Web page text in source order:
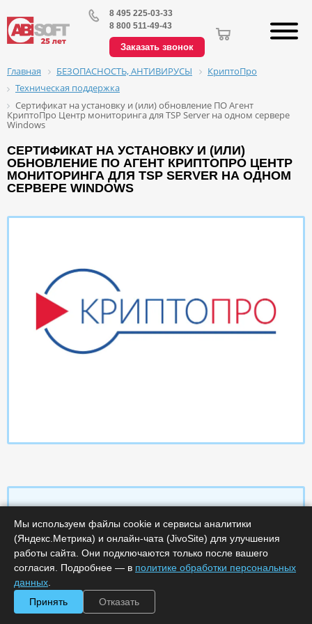
8 495 225-03-33
8 800 511-49-43
Заказать звонок
Главная БЕЗОПАСНОСТЬ, АНТИВИРУСЫ
КриптоПро
Техническая поддержка
Сертификат на установку и (или) обновление ПО Агент
КриптоПро Центр мониторинга для TSP Server на одном сервере
Windows
СЕРТИФИКАТ НА УСТАНОВКУ И (ИЛИ)
ОБНОВЛЕНИЕ ПО АГЕНТ КРИПТОПРО ЦЕНТР
МОНИТОРИНГА ДЛЯ TSP SERVER НА ОДНОМ
СЕРВЕРЕ WINDOWS
Характеристики
Срок поставки, дней :14
Код :
0000-360593
Обработка заказа :
Мы используем файлы cookie и сервисы аналитики
(Яндекс.Метрика) и онлайн-чата (JivoSite) для улучшения
работы сайта. Они подключаются только после вашего
согласия. Подробнее — в политике обработки персональных
данных
Принять
Отказать